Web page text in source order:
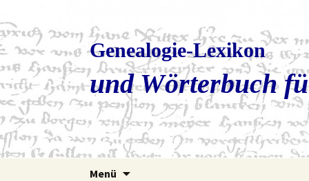
Genealogie-Lexikon
und Wörterbuch
Menü